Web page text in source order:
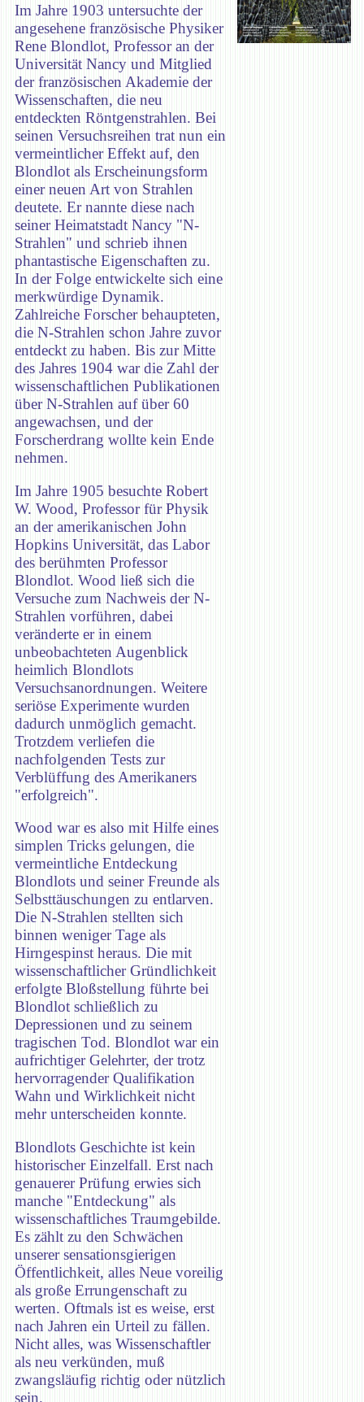
Im Jahre 1903 untersuchte der
angesehene französische Physiker
Rene Blondlot, Professor an der
Universität Nancy und Mitglied
der französischen Akademie der
Wissenschaften, die neu
entdeckten Röntgenstrahlen. Bei
seinen Versuchsreihen trat nun ein
vermeintlicher Effekt auf, den
Blondlot als Erscheinungsform
einer neuen Art von Strahlen
deutete. Er nannte diese nach
seiner Heimatstadt Nancy "N-
Strahlen" und schrieb ihnen
phantastische Eigenschaften zu.
In der Folge entwickelte sich eine
merkwürdige Dynamik.
Zahlreiche Forscher behaupteten,
die N-Strahlen schon Jahre zuvor
entdeckt zu haben. Bis zur Mitte
des Jahres 1904 war die Zahl der
wissenschaftlichen Publikationen
über N-Strahlen auf über 60
angewachsen, und der
Forscherdrang wollte kein Ende
nehmen.
Im Jahre 1905 besuchte Robert
W. Wood, Professor für Physik
an der amerikanischen John
Hopkins Universität, das Labor
des berühmten Professor
Blondlot. Wood ließ sich die
Versuche zum Nachweis der N-
Strahlen vorführen, dabei
veränderte er in einem
unbeobachteten Augenblick
heimlich Blondlots
Versuchsanordnungen. Weitere
seriöse Experimente wurden
dadurch unmöglich gemacht.
Trotzdem verliefen die
nachfolgenden Tests zur
Verblüffung des Amerikaners
"erfolgreich".
Wood war es also mit Hilfe eines
simplen Tricks gelungen, die
vermeintliche Entdeckung
Blondlots und seiner Freunde als
Selbsttäuschungen zu entlarven.
Die N-Strahlen stellten sich
binnen weniger Tage als
Hirngespinst heraus. Die mit
wissenschaftlicher Gründlichkeit
erfolgte Bloßstellung führte bei
Blondlot schließlich zu
Depressionen und zu seinem
tragischen Tod. Blondlot war ein
aufrichtiger Gelehrter, der trotz
hervorragender Qualifikation
Wahn und Wirklichkeit nicht
mehr unterscheiden konnte.
Blondlots Geschichte ist kein
historischer Einzelfall. Erst nach
genauerer Prüfung erwies sich
manche "Entdeckung" als
wissenschaftliches Traumgebilde.
Es zählt zu den Schwächen
unserer sensationsgierigen
Öffentlichkeit, alles Neue voreilig
als große Errungenschaft zu
werten. Oftmals ist es weise, erst
nach Jahren ein Urteil zu fällen.
Nicht alles, was Wissenschaftler
als neu verkünden, muß
zwangsläufig richtig oder nützlich
sein.